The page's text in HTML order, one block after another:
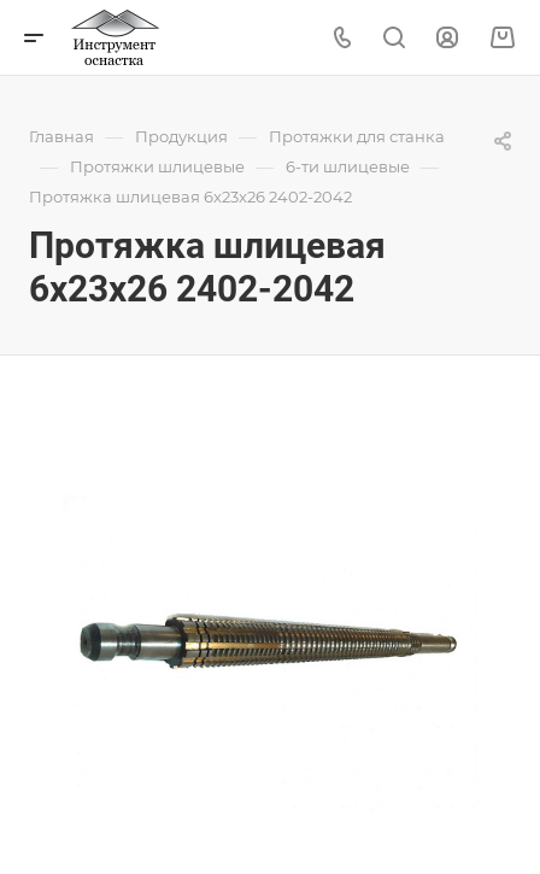
Главная — Продукция — Протяжки для станка
— Протяжки шлицевые — 6-ти шлицевые —
Протяжка шлицевая 6x23x26 2402-2042
Протяжка шлицевая
6x23x26 2402-2042